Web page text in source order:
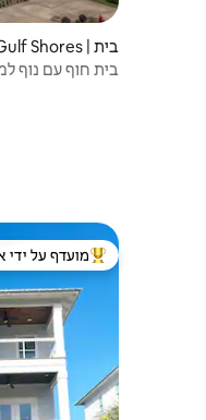
בית | Gulf Shores
בית חוף עם נוף
מוביל בקרב
מועדף על ידי